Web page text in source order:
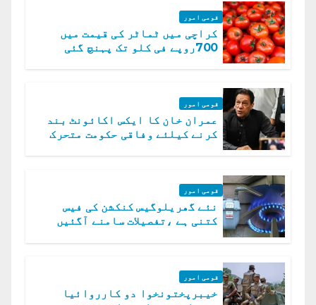
قومی امور
کراچی میں ٹماٹر کی قیمت میں
700روپے فی کلو تک پہنچ گئی
قومی امور
عمران خان کا ایکس اکائونٹ بند
کرنے کیلئے وفاقی حکومت متحرک
قومی امور
نئے گھریلوگیس کنکشن کی فیس
کتنی ہے ،تفصیلات سامنے آگئیں
قومی امور
خیبرپختونخوا دو کارروائیا